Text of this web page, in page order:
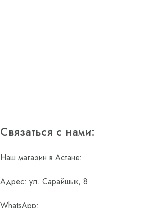
Связаться с нами:
Наш магазин в Астане:
Адрес: ул. Сарайшык, 8
WhatsApp: